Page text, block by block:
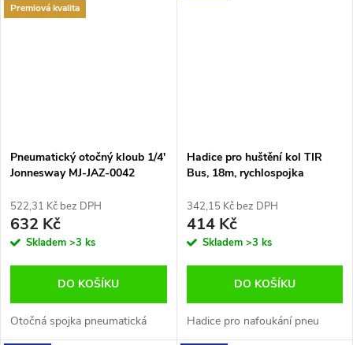
Premiová kvalita
Pneumatický otočný kloub 1/4'
Jonnesway MJ-JAZ-0042
522,31 Kč bez DPH
632 Kč
Skladem >3 ks
DO KOŠÍKU
Otočná spojka pneumatická
Hadice pro huštění kol TIR
Bus, 18m, rychlospojka
342,15 Kč bez DPH
414 Kč
Skladem >3 ks
DO KOŠÍKU
Hadice pro nafoukání pneu